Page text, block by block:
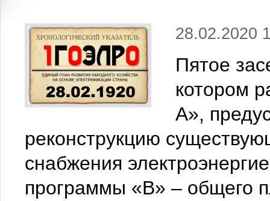
28.02.2020
Пятое
котором
А»,
реконструкцию
снабжения
программы «В» – общего